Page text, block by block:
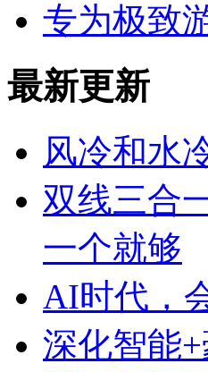
专为极致
最新更新
风冷和水
双线三合
一个就够
AI时代，
深化智能